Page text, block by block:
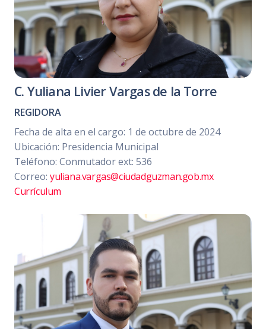
C. Yuliana Livier Vargas de la Torre
REGIDORA
Fecha de alta en el cargo: 1 de octubre de 2024
Ubicación: Presidencia Municipal
Teléfono: Conmutador ext: 536
Correo: yuliana.vargas@ciudadguzman.gob.mx
Currículum